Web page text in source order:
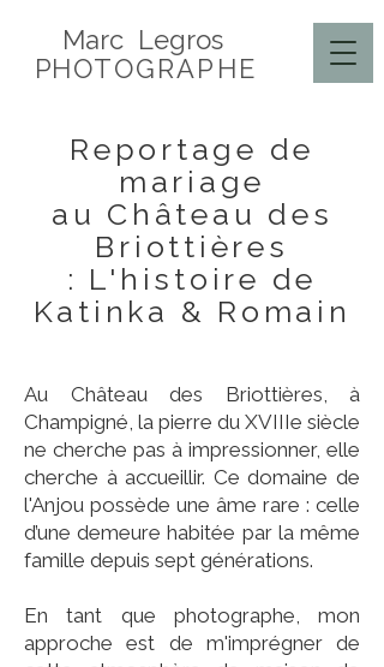
Marc Legros
PHOTOGRAPHE
Reportage de
mariage
au Château des
Briottières
: L'histoire de
Katinka & Romain
Au Château des Briottières, à
Champigné, la pierre du XVIIIe siècle
ne cherche pas à impressionner, elle
cherche à accueillir. Ce domaine de
l'Anjou possède une âme rare : celle
d’une demeure habitée par la même
famille depuis sept générations.
En tant que photographe, mon
approche est de m'imprégner de